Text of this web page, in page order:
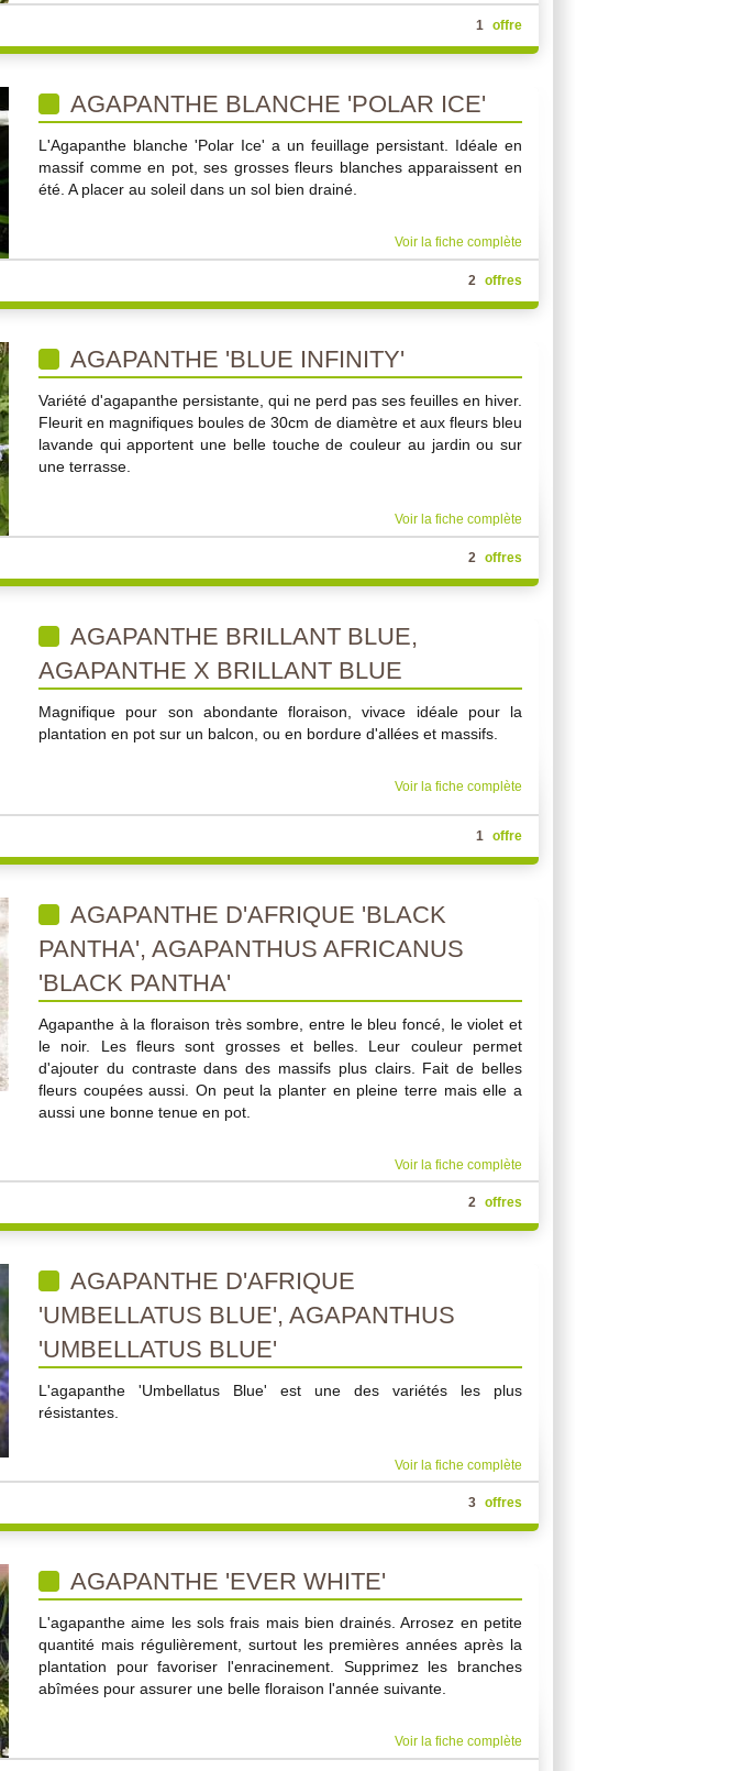
1 offre
AGAPANTHE BLANCHE 'POLAR ICE'
L'Agapanthe blanche 'Polar Ice' a un feuillage persistant. Idéale en
massif comme en pot, ses grosses fleurs blanches apparaissent en
été. A placer au soleil dans un sol bien drainé.
Voir la fiche complète
2 offres
AGAPANTHE 'BLUE INFINITY'
Variété d'agapanthe persistante, qui ne perd pas ses feuilles en hiver.
Fleurit en magnifiques boules de 30cm de diamètre et aux fleurs bleu
lavande qui apportent une belle touche de couleur au jardin ou sur
une terrasse.
Voir la fiche complète
2 offres
AGAPANTHE BRILLANT BLUE,
AGAPANTHE X BRILLANT BLUE
Magnifique pour son abondante floraison, vivace idéale pour la
plantation en pot sur un balcon, ou en bordure d'allées et massifs.
Voir la fiche complète
1 offre
AGAPANTHE D'AFRIQUE 'BLACK
PANTHA', AGAPANTHUS AFRICANUS
'BLACK PANTHA'
Agapanthe à la floraison très sombre, entre le bleu foncé, le violet et
le noir. Les fleurs sont grosses et belles. Leur couleur permet
d'ajouter du contraste dans des massifs plus clairs. Fait de belles
fleurs coupées aussi. On peut la planter en pleine terre mais elle a
aussi une bonne tenue en pot.
Voir la fiche complète
2 offres
AGAPANTHE D'AFRIQUE
'UMBELLATUS BLUE', AGAPANTHUS
'UMBELLATUS BLUE'
L'agapanthe 'Umbellatus Blue' est une des variétés les plus
résistantes.
Voir la fiche complète
3 offres
AGAPANTHE 'EVER WHITE'
L'agapanthe aime les sols frais mais bien drainés. Arrosez en petite
quantité mais régulièrement, surtout les premières années après la
plantation pour favoriser l'enracinement. Supprimez les branches
abîmées pour assurer une belle floraison l'année suivante.
Voir la fiche complète